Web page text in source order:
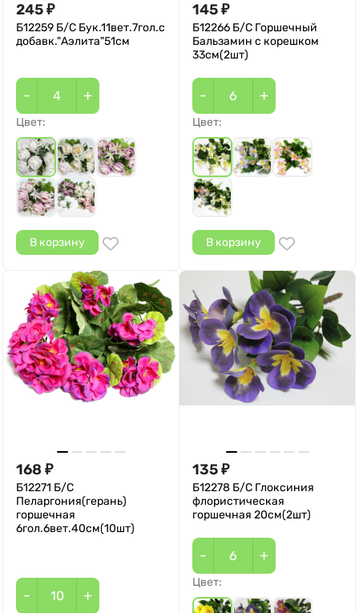
245 ₽
Б12259 Б/С Бук.11вет.7гол.с
добавк."Аэлита"51см
- +
Цвет:
В корзину
145 ₽
Б12266 Б/С Горшечный
Бальзамин с корешком
33см(2шт)
- +
Цвет:
В корзину
168 ₽
Б12271 Б/С
Пеларгония(герань)
горшечная
6гол.6вет.40см(10шт)
- +
135 ₽
Б12278 Б/С Глоксиния
флористическая
горшечная 20см(2шт)
- +
Цвет: